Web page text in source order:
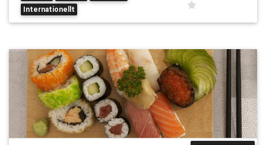
Internationellt